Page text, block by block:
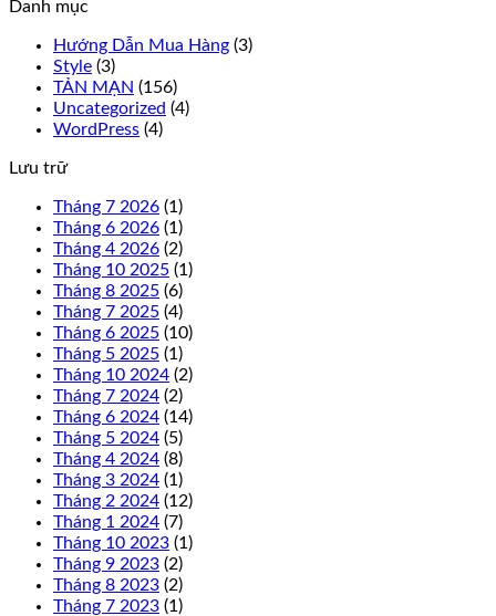
Danh mục
Hướng Dẫn Mua Hàng (3)
Style (3)
TẢN MẠN (156)
Uncategorized (4)
WordPress (4)
Lưu trữ
Tháng 7 2026 (1)
Tháng 6 2026 (1)
Tháng 4 2026 (2)
Tháng 10 2025 (1)
Tháng 8 2025 (6)
Tháng 7 2025 (4)
Tháng 6 2025 (10)
Tháng 5 2025 (1)
Tháng 10 2024 (2)
Tháng 7 2024 (2)
Tháng 6 2024 (14)
Tháng 5 2024 (5)
Tháng 4 2024 (8)
Tháng 3 2024 (1)
Tháng 2 2024 (12)
Tháng 1 2024 (7)
Tháng 10 2023 (1)
Tháng 9 2023 (2)
Tháng 8 2023 (2)
Tháng 7 2023 (1)